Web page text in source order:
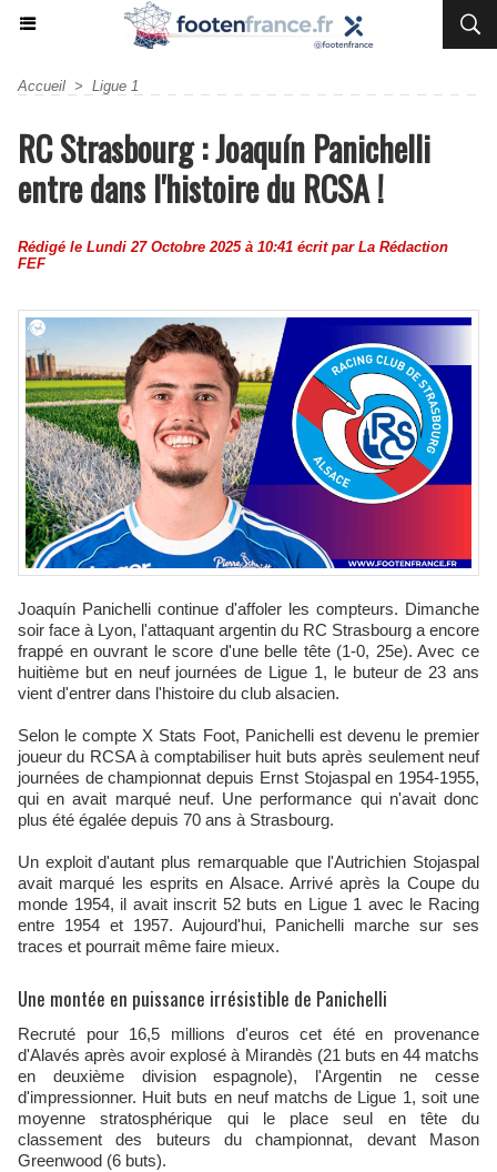
Accueil > Ligue 1
RC Strasbourg : Joaquín Panichelli
entre dans l'histoire du RCSA !
Rédigé le Lundi 27 Octobre 2025 à 10:41 écrit par La Rédaction
FEF
Joaquín Panichelli continue d'affoler les compteurs. Dimanche
soir face à Lyon, l'attaquant argentin du RC Strasbourg a encore
frappé en ouvrant le score d'une belle tête (1-0, 25e). Avec ce
huitième but en neuf journées de Ligue 1, le buteur de 23 ans
vient d'entrer dans l'histoire du club alsacien.​
Selon le compte X Stats Foot, Panichelli est devenu le premier
joueur du RCSA à comptabiliser huit buts après seulement neuf
journées de championnat depuis Ernst Stojaspal en 1954-1955,
qui en avait marqué neuf. Une performance qui n'avait donc
plus été égalée depuis 70 ans à Strasbourg.​
Un exploit d'autant plus remarquable que l'Autrichien Stojaspal
avait marqué les esprits en Alsace. Arrivé après la Coupe du
monde 1954, il avait inscrit 52 buts en Ligue 1 avec le Racing
entre 1954 et 1957. Aujourd'hui, Panichelli marche sur ses
traces et pourrait même faire mieux.​
Une montée en puissance irrésistible de Panichelli
Recruté pour 16,5 millions d'euros cet été en provenance
d'Alavés après avoir explosé à Mirandès (21 buts en 44 matchs
en deuxième division espagnole), l'Argentin ne cesse
d'impressionner. Huit buts en neuf matchs de Ligue 1, soit une
moyenne stratosphérique qui le place seul en tête du
classement des buteurs du championnat, devant Mason
Greenwood (6 buts).​